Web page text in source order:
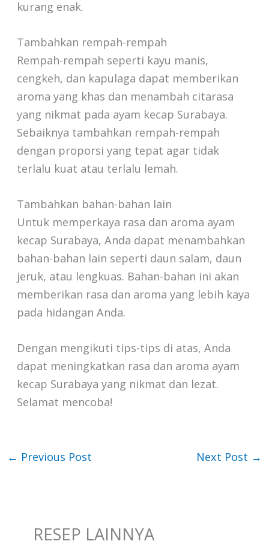
kurang enak.
Tambahkan rempah-rempah
Rempah-rempah seperti kayu manis,
cengkeh, dan kapulaga dapat memberikan
aroma yang khas dan menambah citarasa
yang nikmat pada ayam kecap Surabaya.
Sebaiknya tambahkan rempah-rempah
dengan proporsi yang tepat agar tidak
terlalu kuat atau terlalu lemah.
Tambahkan bahan-bahan lain
Untuk memperkaya rasa dan aroma ayam
kecap Surabaya, Anda dapat menambahkan
bahan-bahan lain seperti daun salam, daun
jeruk, atau lengkuas. Bahan-bahan ini akan
memberikan rasa dan aroma yang lebih kaya
pada hidangan Anda.
Dengan mengikuti tips-tips di atas, Anda
dapat meningkatkan rasa dan aroma ayam
kecap Surabaya yang nikmat dan lezat.
Selamat mencoba!
← Previous Post Next Post →
RESEP LAINNYA